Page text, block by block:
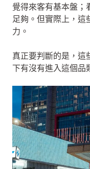
覺得來客有基本盤；
足夠。但實際上，這
力。
真正要判斷的是，這
下有沒有進入這個品